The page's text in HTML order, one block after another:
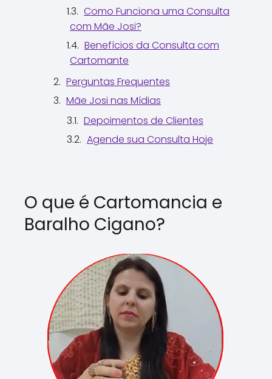
Como Funciona uma Consulta
com Mãe Josi?
Benefícios da Consulta com
Cartomante
Perguntas Frequentes
Mãe Josi nas Mídias
Depoimentos de Clientes
Agende sua Consulta Hoje
O que é Cartomancia e
Baralho Cigano?